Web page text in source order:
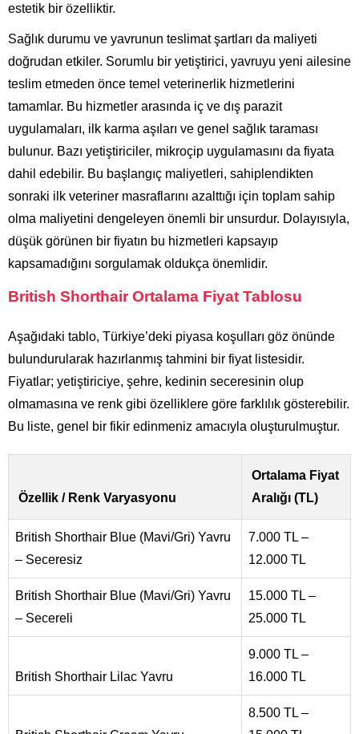
estetik bir özelliktir.
Sağlık durumu ve yavrunun teslimat şartları da maliyeti
doğrudan etkiler. Sorumlu bir yetiştirici, yavruyu yeni ailesine
teslim etmeden önce temel veterinerlik hizmetlerini
tamamlar. Bu hizmetler arasında iç ve dış parazit
uygulamaları, ilk karma aşıları ve genel sağlık taraması
bulunur. Bazı yetiştiriciler, mikroçip uygulamasını da fiyata
dahil edebilir. Bu başlangıç maliyetleri, sahiplendikten
sonraki ilk veteriner masraflarını azalttığı için toplam sahip
olma maliyetini dengeleyen önemli bir unsurdur. Dolayısıyla,
düşük görünen bir fiyatın bu hizmetleri kapsayıp
kapsamadığını sorgulamak oldukça önemlidir.
British Shorthair Ortalama Fiyat Tablosu
Aşağıdaki tablo, Türkiye’deki piyasa koşulları göz önünde
bulundurularak hazırlanmış tahmini bir fiyat listesidir.
Fiyatlar; yetiştiriciye, şehre, kedinin seceresinin olup
olmamasına ve renk gibi özelliklere göre farklılık gösterebilir.
Bu liste, genel bir fikir edinmeniz amacıyla oluşturulmuştur.
Özellik / Renk Varyasyonu
Ortalama Fiyat
Aralığı (TL)
British Shorthair Blue (Mavi/Gri) Yavru
– Seceresiz
7.000 TL –
12.000 TL
British Shorthair Blue (Mavi/Gri) Yavru
– Secereli
15.000 TL –
25.000 TL
British Shorthair Lilac Yavru
9.000 TL –
16.000 TL
8.500 TL –